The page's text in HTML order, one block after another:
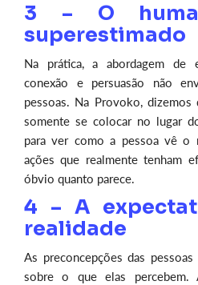
3 – O
superestimado
Na prática, a abordagem de
conexão e persuasão não
pessoas. Na Provoko,
somente se colocar no lugar
para ver como a pessoa vê o
ações que realmente tenham
óbvio quanto parece.
4 – A
realidade
As preconcepções das
sobre o que elas percebem.